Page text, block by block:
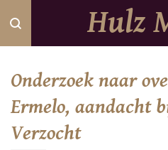
Ga
direct
hoofdinhoud
Hulz
Onderzoek naar
Ermelo, aandacht
Verzocht